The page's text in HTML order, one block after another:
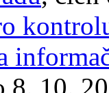
8. 10.